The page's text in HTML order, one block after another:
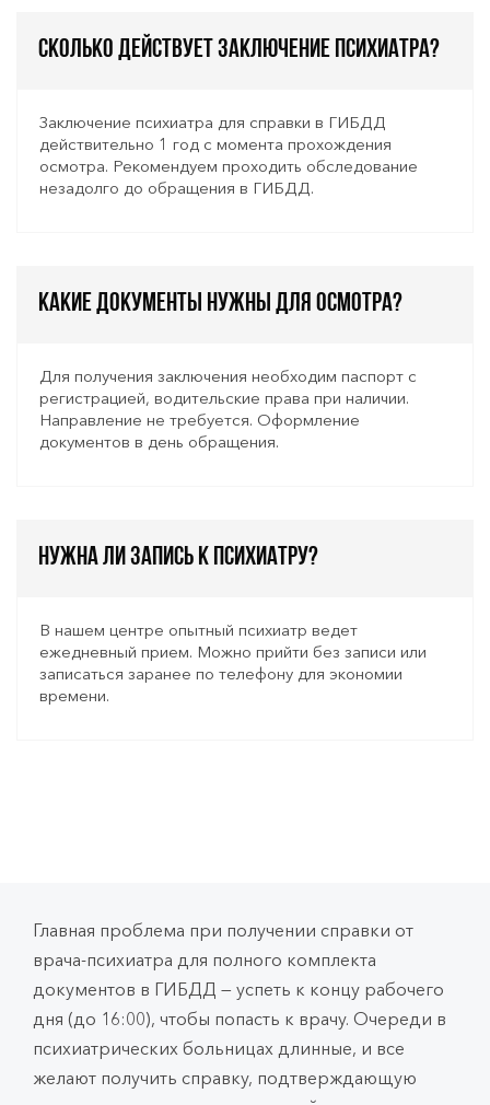
Сколько действует заключение психиатра?
Заключение психиатра для справки в ГИБДД
действительно 1 год с момента прохождения
осмотра. Рекомендуем проходить обследование
незадолго до обращения в ГИБДД.
Какие документы нужны для осмотра?
Для получения заключения необходим паспорт с
регистрацией, водительские права при наличии.
Направление не требуется. Оформление
документов в день обращения.
Нужна ли запись к психиатру?
В нашем центре опытный психиатр ведет
ежедневный прием. Можно прийти без записи или
записаться заранее по телефону для экономии
времени.
Главная проблема при получении справки от
врача-психиатра для полного комплекта
документов в ГИБДД — успеть к концу рабочего
дня (до 16:00), чтобы попасть к врачу. Очереди в
психиатрических больницах длинные, и все
желают получить справку, подтверждающую